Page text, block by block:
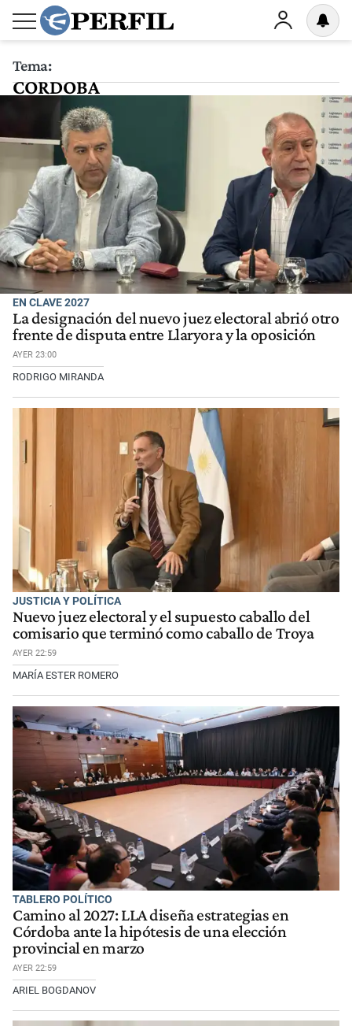
Tema:
CORDOBA
EN CLAVE 2027
La designación del nuevo juez electoral abrió otro
frente de disputa entre Llaryora y la oposición
AYER 23:00
RODRIGO MIRANDA
JUSTICIA Y POLÍTICA
Nuevo juez electoral y el supuesto caballo del
comisario que terminó como caballo de Troya
AYER 22:59
MARÍA ESTER ROMERO
TABLERO POLÍTICO
Camino al 2027: LLA diseña estrategias en
Córdoba ante la hipótesis de una elección
provincial en marzo
AYER 22:59
ARIEL BOGDANOV